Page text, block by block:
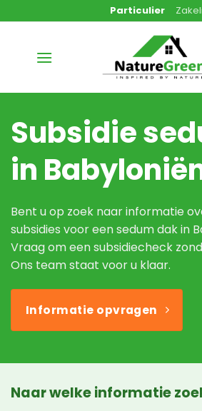
naar
Particulier
Subsidie
in
Bent u op zoek naar informatie
subsidies voor een sedum dak in
Vraag om een subsidiecheck
Ons team staat voor u klaar.
Informatie opvragen
Naar welke informatie